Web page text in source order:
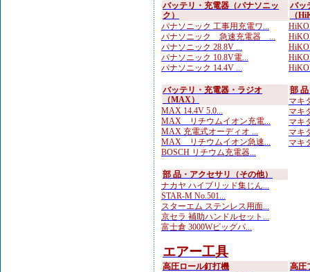
バッテリ・充電器（パナソニッ
ク）
パナソニック 工事用充電ワ...
パナソニック 急速充電器 ...
パナソニック 28.8V ...
パナソニック 10.8V電...
パナソニック 14.4V ...
バッ
（
バッテリ・充電器・ラジオ
（MAX）
MAX 14.4V 5.0...
MAX リチウムイオン充電...
MAX 充電式オーディオ ...
MAX リチウムイオン急速...
BOSCH リチウム充電器...
部
マキ
マキ
マキ
マキ
マキ
部 品・アクセサリ（その他）
ナカヤ ハイブリッド集じん...
STAR-M No.501...
スターエム ステンレス用面...
京セラ 補助ハンドルセット...
富士倉 3000Wビッグパ...
エアー工具
高圧ロール釘打機
高圧